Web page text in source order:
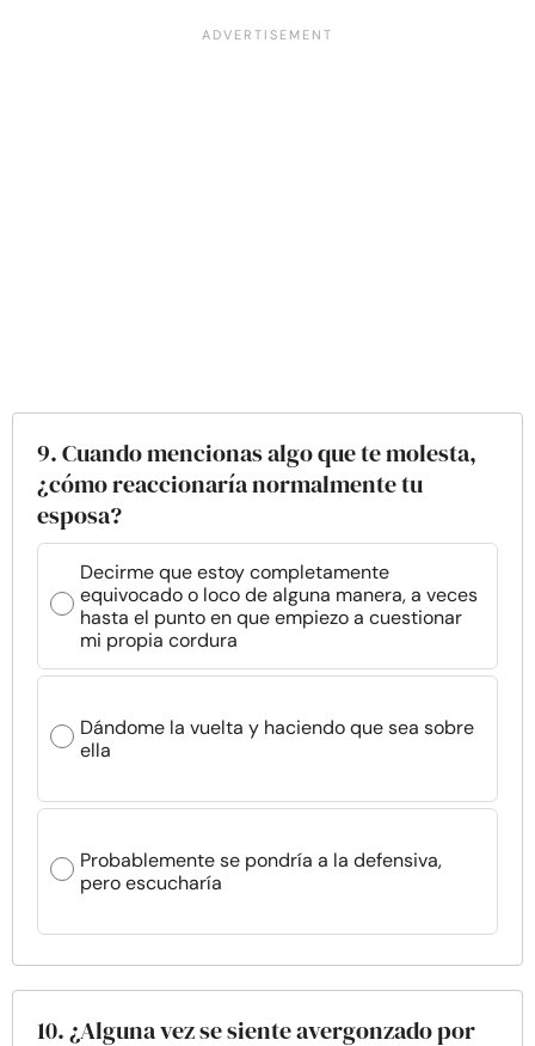
9. Cuando mencionas algo que te molesta,
¿cómo reaccionaría normalmente tu
esposa?
Decirme que estoy completamente
equivocado o loco de alguna manera, a veces
hasta el punto en que empiezo a cuestionar
mi propia cordura
Dándome la vuelta y haciendo que sea sobre
ella
Probablemente se pondría a la defensiva,
pero escucharía
10. ¿Alguna vez se siente avergonzado por